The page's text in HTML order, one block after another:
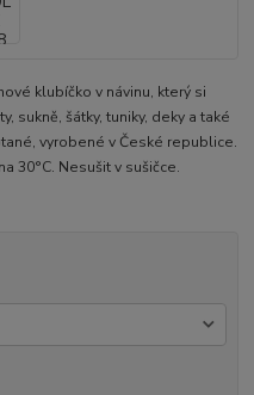
klubíčko v návinu, který si
sukně, šátky, tuniky, deky a také
vyrobené v České republice.
30°C. Nesušit v sušičce.